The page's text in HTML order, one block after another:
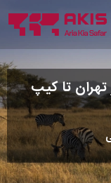
تهران تا کیپ